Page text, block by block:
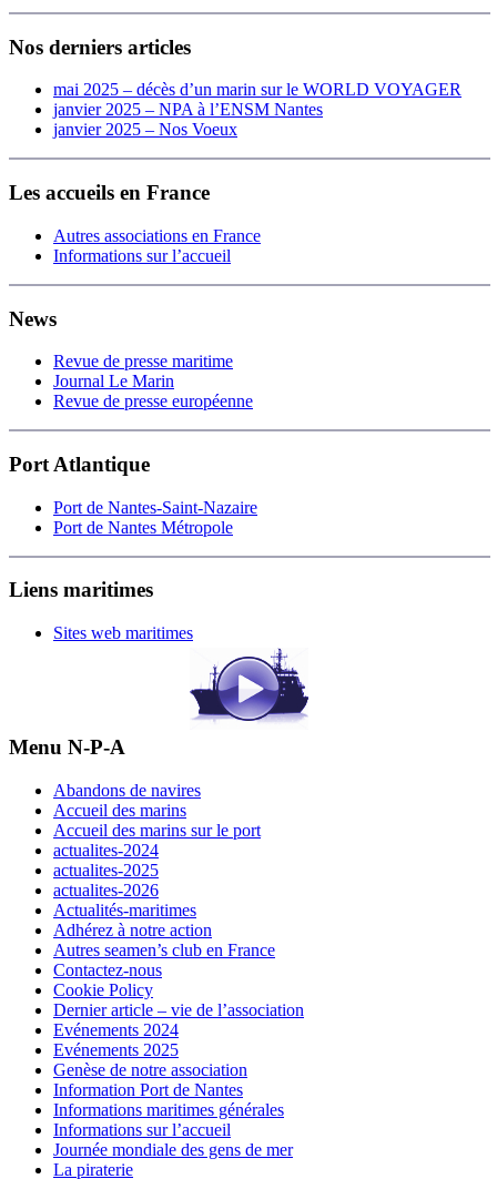
Nos derniers articles
mai 2025 – décès d’un marin sur le WORLD VOYAGER
janvier 2025 – NPA à l’ENSM Nantes
janvier 2025 – Nos Voeux
Les accueils en France
Autres associations en France
Informations sur l’accueil
News
Revue de presse maritime
Journal Le Marin
Revue de presse européenne
Port Atlantique
Port de Nantes-Saint-Nazaire
Port de Nantes Métropole
Liens maritimes
Sites web maritimes
Menu N-P-A
Abandons de navires
Accueil des marins
Accueil des marins sur le port
actualites-2024
actualites-2025
actualites-2026
Actualités-maritimes
Adhérez à notre action
Autres seamen’s club en France
Contactez-nous
Cookie Policy
Dernier article – vie de l’association
Evénements 2024
Evénements 2025
Genèse de notre association
Information Port de Nantes
Informations maritimes générales
Informations sur l’accueil
Journée mondiale des gens de mer
La piraterie